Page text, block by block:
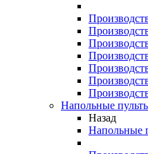
Напольные
Назад
Напольные